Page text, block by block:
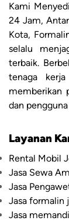
Kami
24 Jam,
Kota,
selalu
terbaik.
tenaga
memberikan
dan
Layanan
Rental Mobil
Jasa Sewa
Jasa
Jasa formalin
Jasa